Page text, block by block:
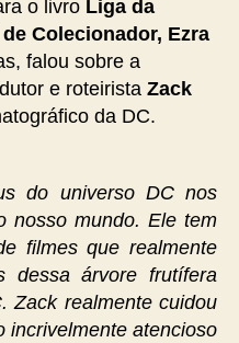
o livro Liga da
Colecionador, Ezra
falou sobre a
e roteirista Zack
da DC.
do universo DC nos
nosso mundo. Ele tem
filmes que realmente
dessa árvore frutífera
Zack realmente cuidou
incrivelmente atencioso